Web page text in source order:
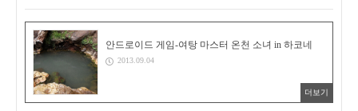
안드로이드 게임-여탕 마스터 온천 소녀 in 하코네
2013.09.04
더보기